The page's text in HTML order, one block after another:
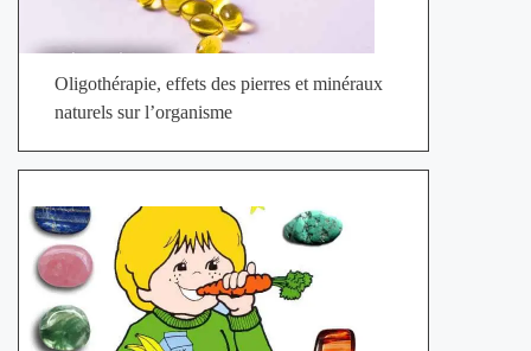
Oligothérapie, effets des pierres et minéraux
naturels sur l’organisme